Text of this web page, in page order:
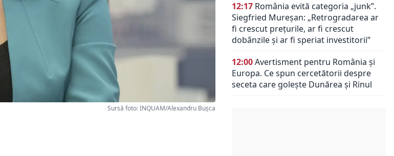
Sursă foto: INQUAM/Alexandru Bușca
12:17 România evită categoria „junk”.
Siegfried Mureșan: „Retrogradarea ar
fi crescut preţurile, ar fi crescut
dobânzile şi ar fi speriat investitorii”
12:00Avertisment pentru România și
Europa. Ce spun cercetătorii despre
seceta care golește Dunărea și Rinul